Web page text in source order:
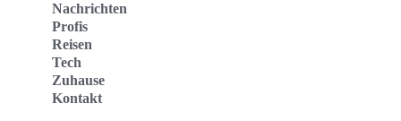
Nachrichten
Profis
Reisen
Tech
Zuhause
Kontakt